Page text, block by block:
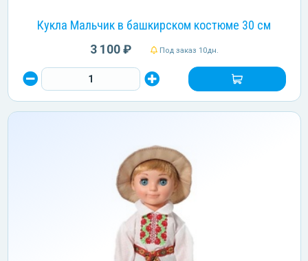
Кукла Мальчик в башкирском костюме 30 см
3 100 ₽ Под заказ 10дн.